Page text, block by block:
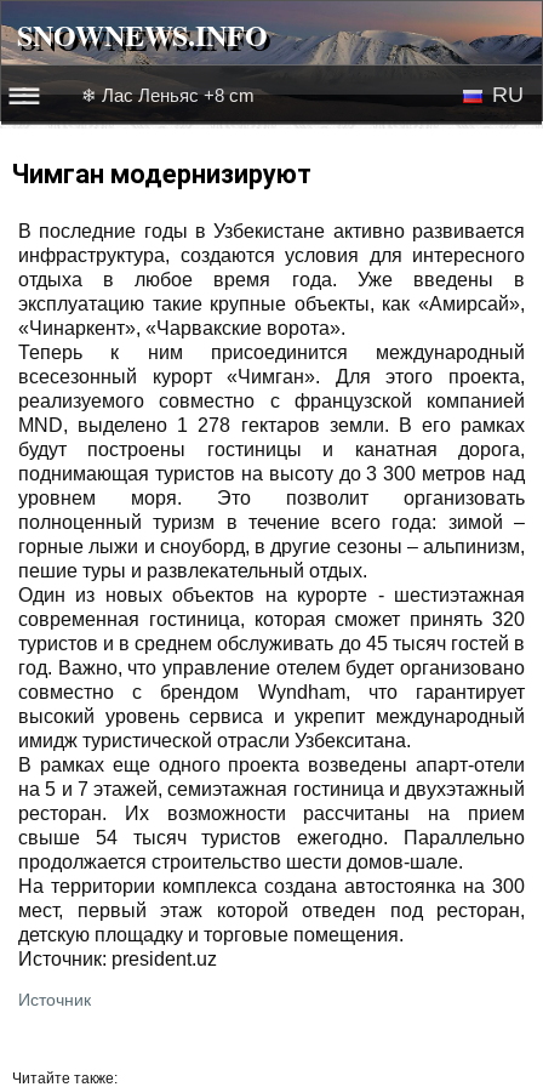
SNOWNEWS.INFO
☰☰
Лыжное видео
❄ Лас Леньяс +8 cm RU
Чимган модернизируют
В последние годы в Узбекистане активно развивается
инфраструктура, создаются условия для интересного
отдыха в любое время года. Уже введены в
эксплуатацию такие крупные объекты, как «Амирсай»,
«Чинаркент», «Чарвакские ворота».
Теперь к ним присоединится международный
всесезонный курорт «Чимган». Для этого проекта,
реализуемого совместно с французской компанией
MND, выделено 1 278 гектаров земли. В его рамках
будут построены гостиницы и канатная дорога,
поднимающая туристов на высоту до 3 300 метров над
уровнем моря. Это позволит организовать
полноценный туризм в течение всего года: зимой –
горные лыжи и сноуборд, в другие сезоны – альпинизм,
пешие туры и развлекательный отдых.
Один из новых объектов на курорте - шестиэтажная
современная гостиница, которая сможет принять 320
туристов и в среднем обслуживать до 45 тысяч гостей в
год. Важно, что управление отелем будет организовано
совместно с брендом Wyndham, что гарантирует
высокий уровень сервиса и укрепит международный
имидж туристической отрасли Узбекситана.
В рамках еще одного проекта возведены апарт-отели
на 5 и 7 этажей, семиэтажная гостиница и двухэтажный
ресторан. Их возможности рассчитаны на прием
свыше 54 тысяч туристов ежегодно. Параллельно
продолжается строительство шести домов-шале.
На территории комплекса создана автостоянка на 300
мест, первый этаж которой отведен под ресторан,
детскую площадку и торговые помещения.
Источник: president.uz
Источник
Читайте также: